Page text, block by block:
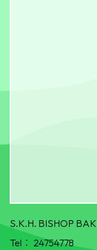
S.K.H. BISHOP
Tel： 24754778